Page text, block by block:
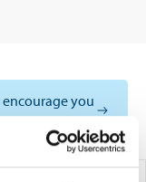
encourage you